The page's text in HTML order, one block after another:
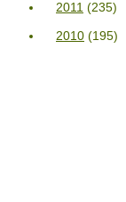
2011 (235)
2010 (195)